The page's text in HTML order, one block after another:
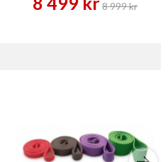
8 999 kr